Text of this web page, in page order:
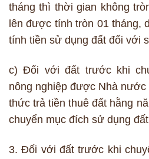
tháng thì thời gian không
lên được tính tròn 01 tháng,
tính tiền sử dụng đất đối với
c) Đối với đất trước khi
nông nghiệp được Nhà
thức trả tiền thuê đất hằng
chuyển mục đích sử dụng
3. Đối với đất trước khi